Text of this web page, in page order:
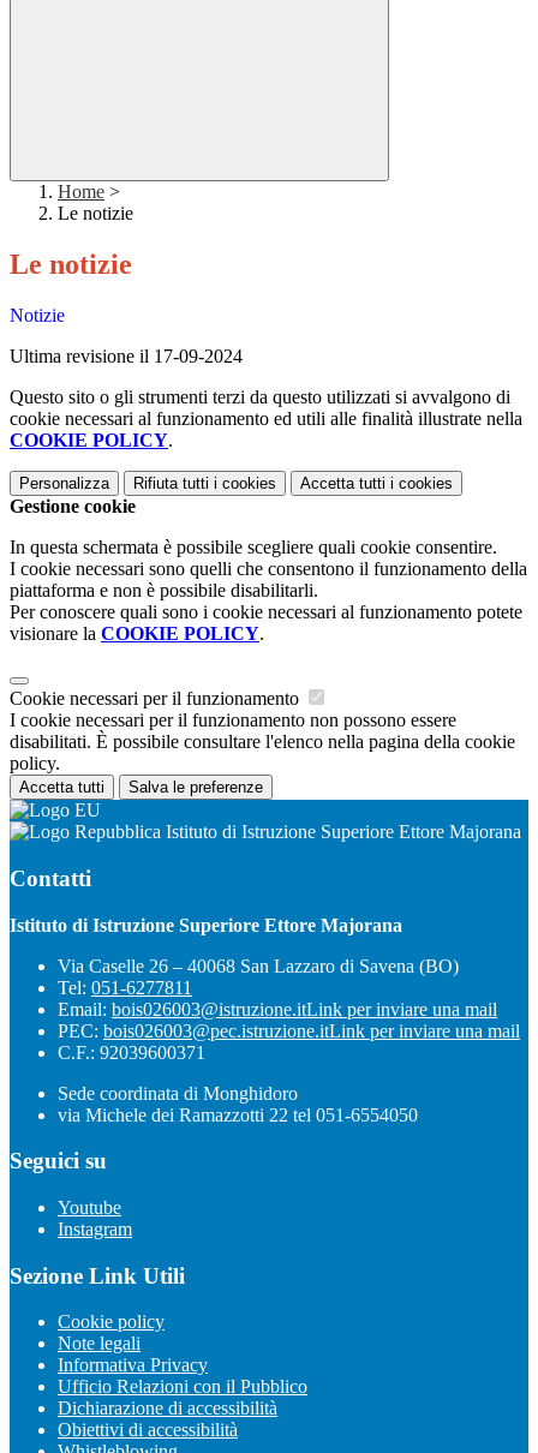
Home >
Le notizie
Le notizie
Notizie
Ultima revisione il 17-09-2024
Questo sito o gli strumenti terzi da questo utilizzati si avvalgono di
cookie necessari al funzionamento ed utili alle finalità illustrate nella
COOKIE POLICY.
Personalizza Rifiuta tutti i cookies Accetta tutti i cookies
Gestione cookie
In questa schermata è possibile scegliere quali cookie consentire.
I cookie necessari sono quelli che consentono il funzionamento della
piattaforma e non è possibile disabilitarli.
Per conoscere quali sono i cookie necessari al funzionamento potete
visionare la COOKIE POLICY.
Cookie necessari per il funzionamento
I cookie necessari per il funzionamento non possono essere
disabilitati. È possibile consultare l'elenco nella pagina della cookie
policy.
Accetta tutti Salva le preferenze
Istituto di Istruzione Superiore Ettore Majorana
Contatti
Istituto di Istruzione Superiore Ettore Majorana
Via Caselle 26 – 40068 San Lazzaro di Savena (BO)
Tel: 051-6277811
Email: bois026003@istruzione.itLink per inviare una mail
PEC: bois026003@pec.istruzione.itLink per inviare una mail
C.F.: 92039600371
Sede coordinata di Monghidoro
via Michele dei Ramazzotti 22 tel 051-6554050
Seguici su
Youtube
Instagram
Sezione Link Utili
Cookie policy
Note legali
Informativa Privacy
Ufficio Relazioni con il Pubblico
Dichiarazione di accessibilità
Obiettivi di accessibilità